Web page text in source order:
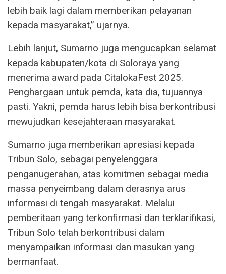
lebih baik lagi dalam memberikan pelayanan
kepada masyarakat,” ujarnya.
Lebih lanjut, Sumarno juga mengucapkan selamat
kepada kabupaten/kota di Soloraya yang
menerima award pada CitalokaFest 2025.
Penghargaan untuk pemda, kata dia, tujuannya
pasti. Yakni, pemda harus lebih bisa berkontribusi
mewujudkan kesejahteraan masyarakat.
Sumarno juga memberikan apresiasi kepada
Tribun Solo, sebagai penyelenggara
penganugerahan, atas komitmen sebagai media
massa penyeimbang dalam derasnya arus
informasi di tengah masyarakat. Melalui
pemberitaan yang terkonfirmasi dan terklarifikasi,
Tribun Solo telah berkontribusi dalam
menyampaikan informasi dan masukan yang
bermanfaat.